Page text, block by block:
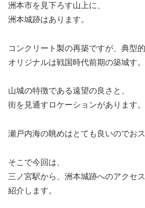
洲本市を見下ろす山上に、
洲本城跡はあります。
コンクリート製の再築ですが、典型的
オリジナルは戦国時代前期の築城す。
山城の特徴である遠望の良さと、
街を見通すロケーションがあります。
瀬戸内海の眺めはとても良いのでおス
そこで今回は、
三ノ宮駅から、洲本城跡へのアクセ
紹介します。